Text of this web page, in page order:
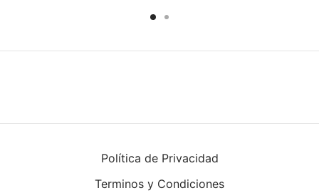
variantes.
pueden
en
la
Política de Privacidad
Terminos y Condiciones